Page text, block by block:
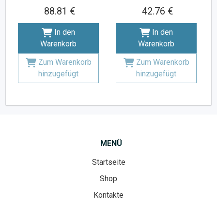
88.81 €
Warenkorb
Zum Warenkorb
hinzugefügt
42.76 €
Warenkorb
Zum Warenkorb
hinzugefügt
MENÜ
Startseite
Shop
Kontakte